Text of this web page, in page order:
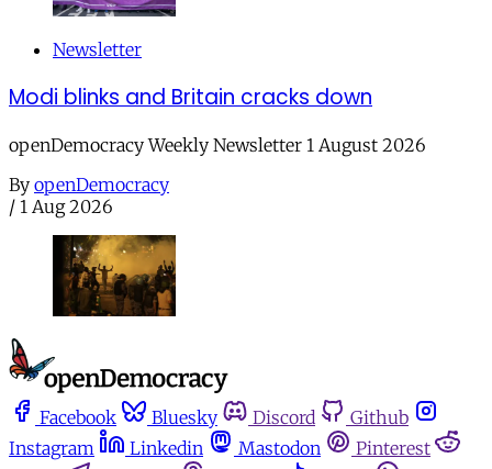
Newsletter
Modi blinks and Britain cracks down
openDemocracy Weekly Newsletter 1 August 2026
By openDemocracy
/ 1 Aug 2026
Facebook Bluesky Discord
Github
Instagram
Linkedin Mastodon
Pinterest